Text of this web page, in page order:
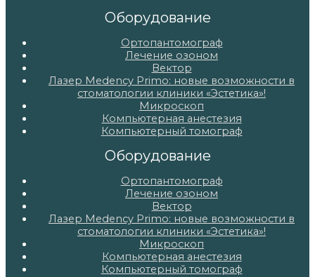
Оборудование
Ортопантомограф
Лечение озоном
Вектор
Лазер Medency Primo: новые возможности в
стоматологии клиники «Эстетика»!
Микроскоп
Компьютерная анестезия
Компьютерный томограф
Оборудование
Ортопантомограф
Лечение озоном
Вектор
Лазер Medency Primo: новые возможности в
стоматологии клиники «Эстетика»!
Микроскоп
Компьютерная анестезия
Компьютерный томограф